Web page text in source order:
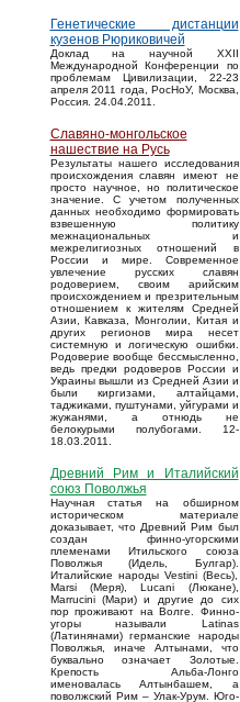
Генетические дистанции
кузенов Рюриковичей
Доклад на научной XXII
Международной Конференции по
проблемам Цивилизации, 22-23
апреля 2011 года, РосНоУ, Москва,
Россия. 24.04.2011.
Славяно-монгольское
нашествие на Русь
Результаты нашего исследования
происхождения славян имеют не
просто научное, но политическое
значение. С учетом полученных
данных необходимо формировать
взвешенную политику
межнациональных и
межрелигиозных отношений в
России и мире. Современное
увлечение русских славян
родоверием, своим арийским
происхождением и презрительным
отношением к жителям Средней
Азии, Кавказа, Монголии, Китая и
других регионов мира несет
системную и логическую ошибки.
Родоверие вообще бессмысленно,
ведь предки родоверов России и
Украины вышли из Средней Азии и
были киргизами, алтайцами,
таджиками, пуштунами, уйгурами и
жужанями, а отнюдь не
белокурыми полубогами. 12-
18.03.2011.
Древний Рим и Италийский
союз Поволжья
Научная статья на обширном
историческом материале
доказывает, что Древний Рим был
создан финно-угорскими
племенами Итильского союза
Поволжья (Идель, Булгар).
Италийские народы Vestini (Весь),
Marsi (Меря), Lucani (Люкане),
Marrucini (Мари) и другие до сих
пор проживают на Волге. Финно-
угоры называли Latinas
(Латинянами) германские народы
Поволжья, иначе Алтынами, что
буквально означает Золотые.
Крепость Альба-Лонго
именовалась Алтынбашем, а
поволжский Рим – Улак-Урум. Юго-